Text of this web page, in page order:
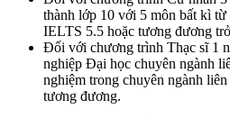
thành lớp 10 với 5 môn bất kì
IELTS 5.5 hoặc tương đương
Đối với chương trình Thạc sĩ 1
nghiệp Đại học chuyên ngành
nghiệm trong chuyên ngành
tương đương.